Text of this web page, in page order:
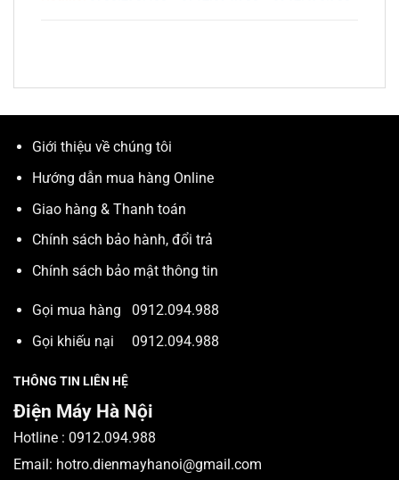
Giới thiệu về chúng tôi
Hướng dẫn mua hàng Online
Giao hàng & Thanh toán
Chính sách bảo hành, đổi trả
Chính sách bảo mật thông tin
Gọi mua hàng 0912.094.988
Gọi khiếu nại 0912.094.988
THÔNG TIN LIÊN HỆ
Điện Máy Hà Nội
Hotline : 0912.094.988
Email: hotro.dienmayhanoi@gmail.com